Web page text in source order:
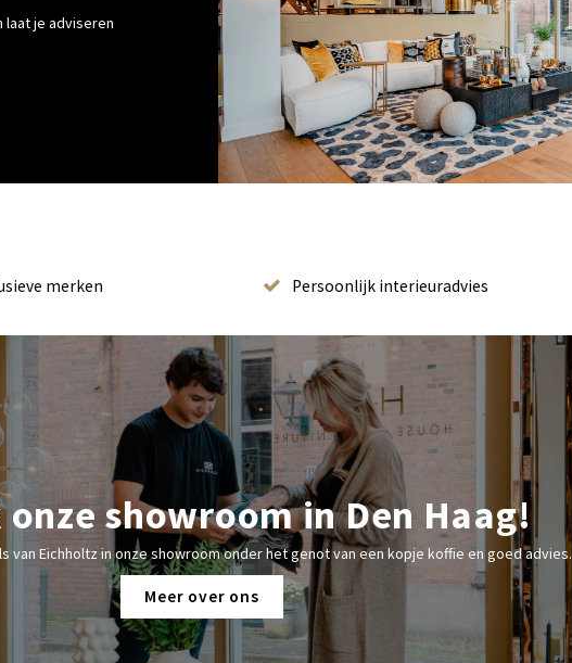
laat je adviseren
merken Persoonlijk interieuradvies
onze showroom in Den Haag!
van Eichholtz in onze showroom onder het genot van een kopje koffie en goed advies.
Meer over ons